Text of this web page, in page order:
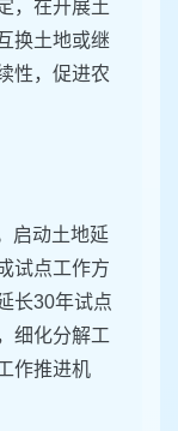
，在开展土
换土地或继
性，促进农
启动土地延
试点工作方
长30年试点
细化分解工
作推进机